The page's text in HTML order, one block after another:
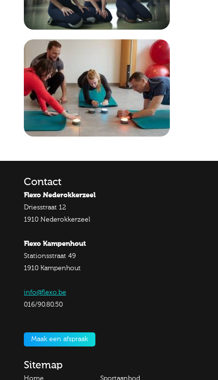
Contact
Flexo Nederokkerzeel
Driesstraat 12
1910 Nederokkerzeel
Flexo Kampenhout
Stationsstraat 49
1910 Kampenhout
info@flexo.be
016/90.80.50
Maak een afspraak
Sitemap
Home Sportaanbod